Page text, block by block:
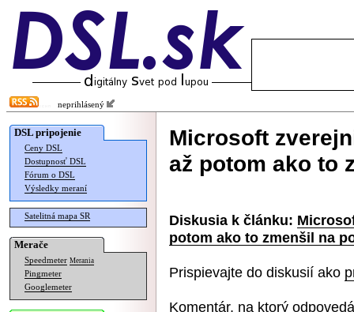
neprihlásený
DSL pripojenie
Ceny DSL
Dostupnosť DSL
Fórum o DSL
Výsledky meraní
Satelitná mapa SR
Merače
Speedmeter Merania
Pingmeter
Googlemeter
Microsoft
až potom ako to
Diskusia k článku:
potom ako to zmenšil na
Prispievajte do diskusií ako
Komentár, na ktorý